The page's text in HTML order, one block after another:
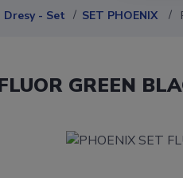
Dresy - Set SET PHOENIX
GREEN